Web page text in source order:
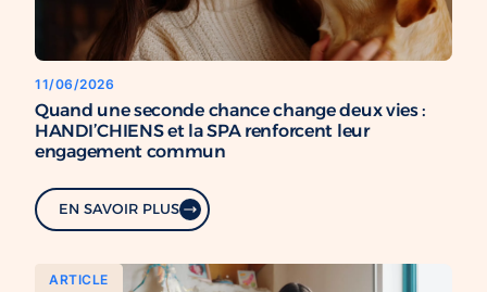
11/06/2026
Quand une seconde chance change deux vies :
HANDI’CHIENS et la SPA renforcent leur
engagement commun
EN SAVOIR PLUS
ARTICLE